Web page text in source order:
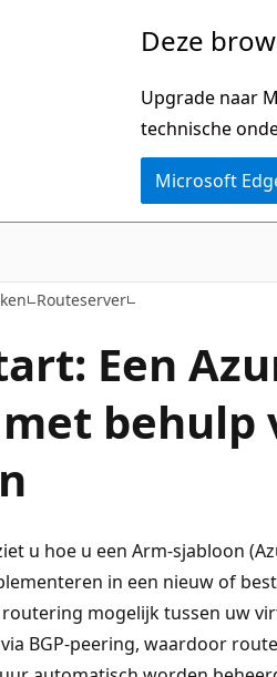
Deze
Upgrade naar
technische
Microsoft
Routeserver
Een
behulp
u hoe u een Arm-sjabloon
in een nieuw of
mogelijk tussen uw
BGP-peering, waardoor